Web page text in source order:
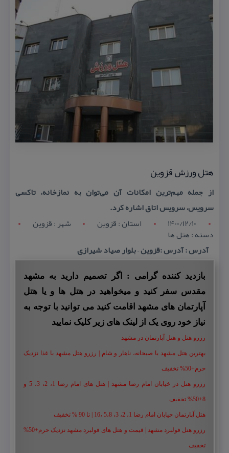
هتل ورزش قزوین
از جمله مهم‌ترین امكانات آن می‌توان به نمازخانه، تاكسی
سرویس، سرویس اتاق اشاره كرد.
1400/12/10
استان : قزوين شهر : قزوين
دسته : هتل ها
آدرس : آدرس :قزوین – بلوار صیاد شیرازی
بازدید کننده گرامی : اگر تصمیم دارید به مشهد
مقدس سفر کنید و میخواهید در هتل ها و یا هتل
آپارتمان های مشهد اقامت کنید می توانید با توجه به
نیاز خود روی یک از لینک های زیر کلیک نمایید
رزرو هتل و هتل آپارتمان در مشهد
بهترین هتل مشهد با صبحانه، ناهار و شام | رزرو هتل مشهد با غذا نزدیک
حرم+50% تخفیف
رزرو هتل در خیابان امام رضا مشهد | هتل‌ های امام رضا 1، 2، 3، 5 و
8+50% تخفیف
هتل آپارتمان خیابان امام رضا 1، 2، 3، 5،8 ،16 | تا 90 % تخفیف
رزرو هتل فولبرد مشهد | قیمت و هتل های فولبرد مشهد نزدیک حرم+50%
تخفیف